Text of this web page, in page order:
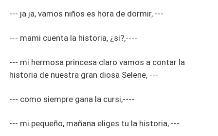
--- ja ja, vamos niños es hora de dormir, ---
--- mami cuenta la historia, ¿si?,----
--- mi hermosa princesa claro vamos a contar la
historia de nuestra gran diosa Selene, ---
--- como siempre gana la cursi,----
--- mi pequeño, mañana eliges tu la historia, ---